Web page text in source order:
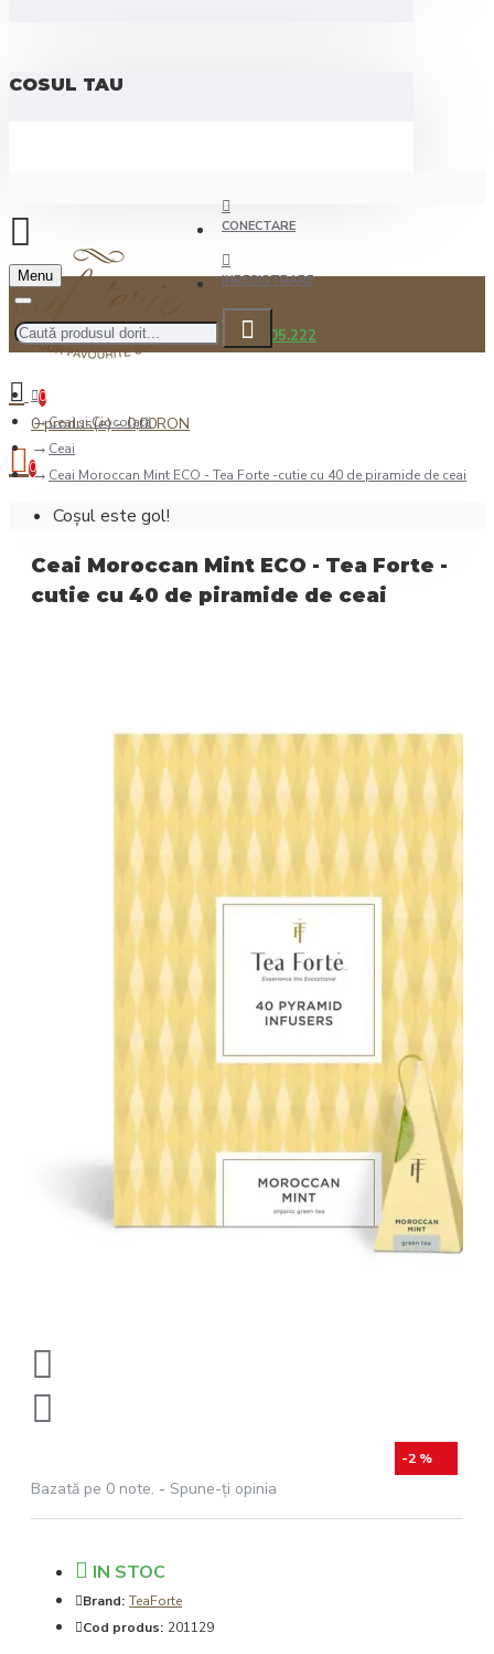
COSUL TAU
CONECTARE
INREGISTRARE
0722.505.222
Menu
0
0 produs(e) - 0,00RON
0
Coșul este gol!
Ceai şi Ciocolată
Ceai
Ceai Moroccan Mint ECO - Tea Forte -cutie cu 40 de piramide de ceai
Ceai Moroccan Mint ECO - Tea Forte -
cutie cu 40 de piramide de ceai
-2 %
Bazată pe 0 note. - Spune-ţi opinia
IN STOC
Brand: TeaForte
Cod produs: 201129